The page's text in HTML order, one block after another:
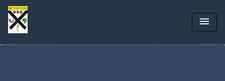
menu